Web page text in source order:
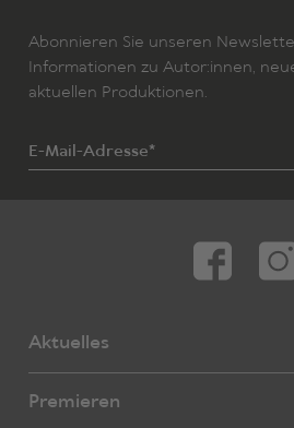
Abonnieren Sie unseren
Informationen zu Autor:innen,
aktuellen Produktionen.
E-Mail-Adresse*
Aktuelles
Premieren